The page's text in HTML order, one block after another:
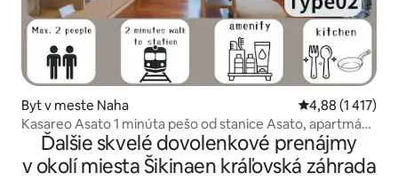
Byt v meste Naha Priemerné
4,88 (1 417)
Kasareo Asato 1 minúta pešo od stanice Asato, apartmán
s futónom 002
Ďalšie skvelé dovolenkové prenájmy
v okolí miesta Šikinaen kráľovská záhrada